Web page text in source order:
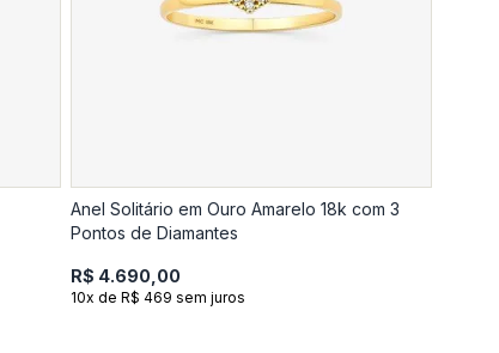
Anel Solitário em Ouro Amarelo 18k com 3
Pontos de Diamantes
R$ 4.690,00
10x de R$ 469 sem juros